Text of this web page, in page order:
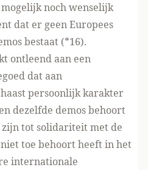
noch wenselijk
dat er geen Europees
bestaat (*16).
ontleend aan een
dat aan
persoonlijk karakter
dezelfde demos behoort
tot solidariteit met de
toe behoort heeft in het
internationale